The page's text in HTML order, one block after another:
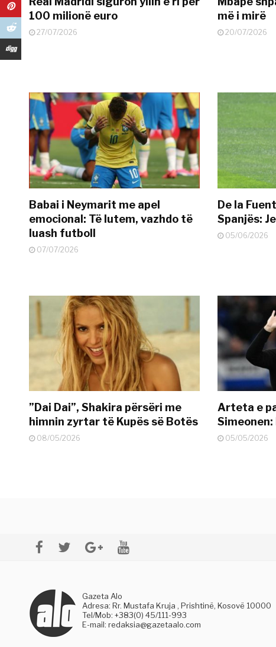
100 milionë euro
27/07/2026
më i mirë
20/07/2026
Babai i Neymarit me apel
emocional: Të lutem, vazhdo të
luash futboll
07/07/2026
De la
Spanjës:
05/06/2026
”Dai Dai”, Shakira përsëri me
himnin zyrtar të Kupës së Botës
08/05/2026
Arteta e
Simeonen:
05/05/2026
Gazeta Alo
Adresa: Rr. Mustafa Kruja , Prishtinë, Kosovë 10000
Tel/Mob: +383(0) 45/111-993
E-mail: redaksia@gazetaalo.com